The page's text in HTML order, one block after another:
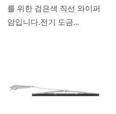
를 위한 검은색 직선 와이퍼
암입니다.전기 도금...